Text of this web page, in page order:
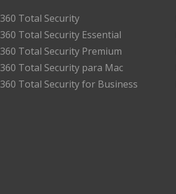
360 Total Security
360 Total Security Essential
360 Total Security Premium
360 Total Security para Mac
360 Total Security for Business